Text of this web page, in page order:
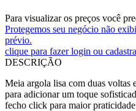
Para visualizar os preços você
Protegemos seu negócio não
prévio.
clique para fazer login ou
DESCRIÇÃO
Meia argola lisa com duas voltas
para adicionar um toque
fecho click para maior